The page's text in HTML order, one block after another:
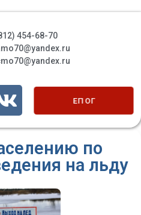
454-68-70
ЕП ОГ
по
на льду